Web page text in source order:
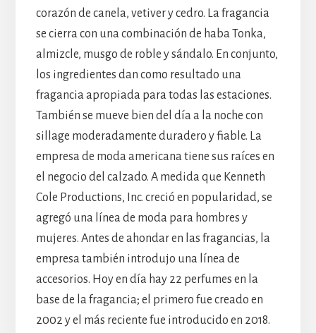
corazón de canela, vetiver y cedro. La fragancia
se cierra con una combinación de haba Tonka,
almizcle, musgo de roble y sándalo. En conjunto,
los ingredientes dan como resultado una
fragancia apropiada para todas las estaciones.
También se mueve bien del día a la noche con
sillage moderadamente duradero y fiable. La
empresa de moda americana tiene sus raíces en
el negocio del calzado. A medida que Kenneth
Cole Productions, Inc. creció en popularidad, se
agregó una línea de moda para hombres y
mujeres. Antes de ahondar en las fragancias, la
empresa también introdujo una línea de
accesorios. Hoy en día hay 22 perfumes en la
base de la fragancia; el primero fue creado en
2002 y el más reciente fue introducido en 2018.